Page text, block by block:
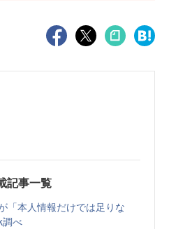
記事一覧
「本人情報だけでは足りな
べ